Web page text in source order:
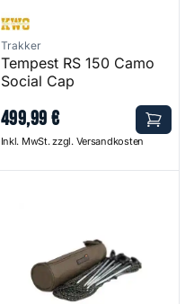
Trakker
Tempest RS 150 Camo
Social Cap
499,99€
Inkl. MwSt. zzgl. Versandkosten